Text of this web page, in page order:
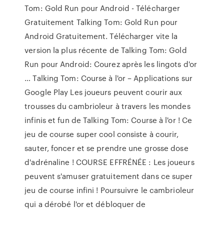
Tom: Gold Run pour Android - Télécharger
Gratuitement Talking Tom: Gold Run pour
Android Gratuitement. Télécharger vite la
version la plus récente de Talking Tom: Gold
Run pour Android: Courez après les lingots d'or
… Talking Tom: Course à l'or – Applications sur
Google Play Les joueurs peuvent courir aux
trousses du cambrioleur à travers les mondes
infinis et fun de Talking Tom: Course à l'or ! Ce
jeu de course super cool consiste à courir,
sauter, foncer et se prendre une grosse dose
d'adrénaline ! COURSE EFFRÉNÉE : Les joueurs
peuvent s'amuser gratuitement dans ce super
jeu de course infini ! Poursuivre le cambrioleur
qui a dérobé l'or et débloquer de